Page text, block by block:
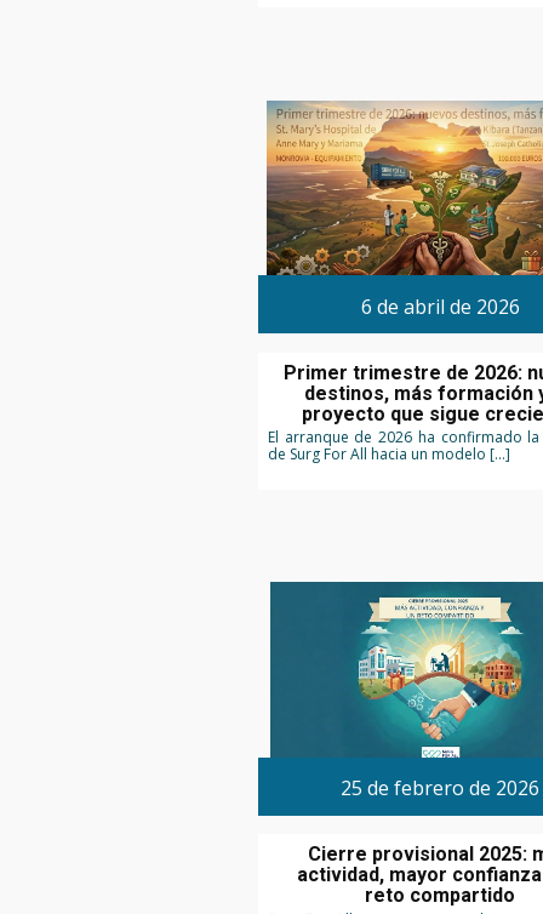
6 de abril de 2026
Primer trimestre de 2026:
destinos, más formación
proyecto que sigue
El arranque de 2026 ha confirmado
de Surg For All hacia un modelo […]
25 de febrero de 2026
Cierre provisional 2025:
actividad, mayor
reto compartido